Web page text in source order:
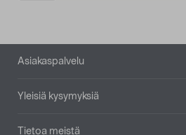
Alatunniste
Asiakaspalvelu
Yleisiä kysymyksiä
Tietoa meistä